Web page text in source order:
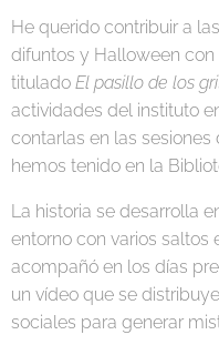
He querido contribuir a
difuntos y Halloween
titulado El pasillo de los
actividades del instituto
contarlas en las
hemos tenido en la
La historia se desarrolla
entorno con varios saltos
acompañó en los días
un vídeo que se
sociales para generar